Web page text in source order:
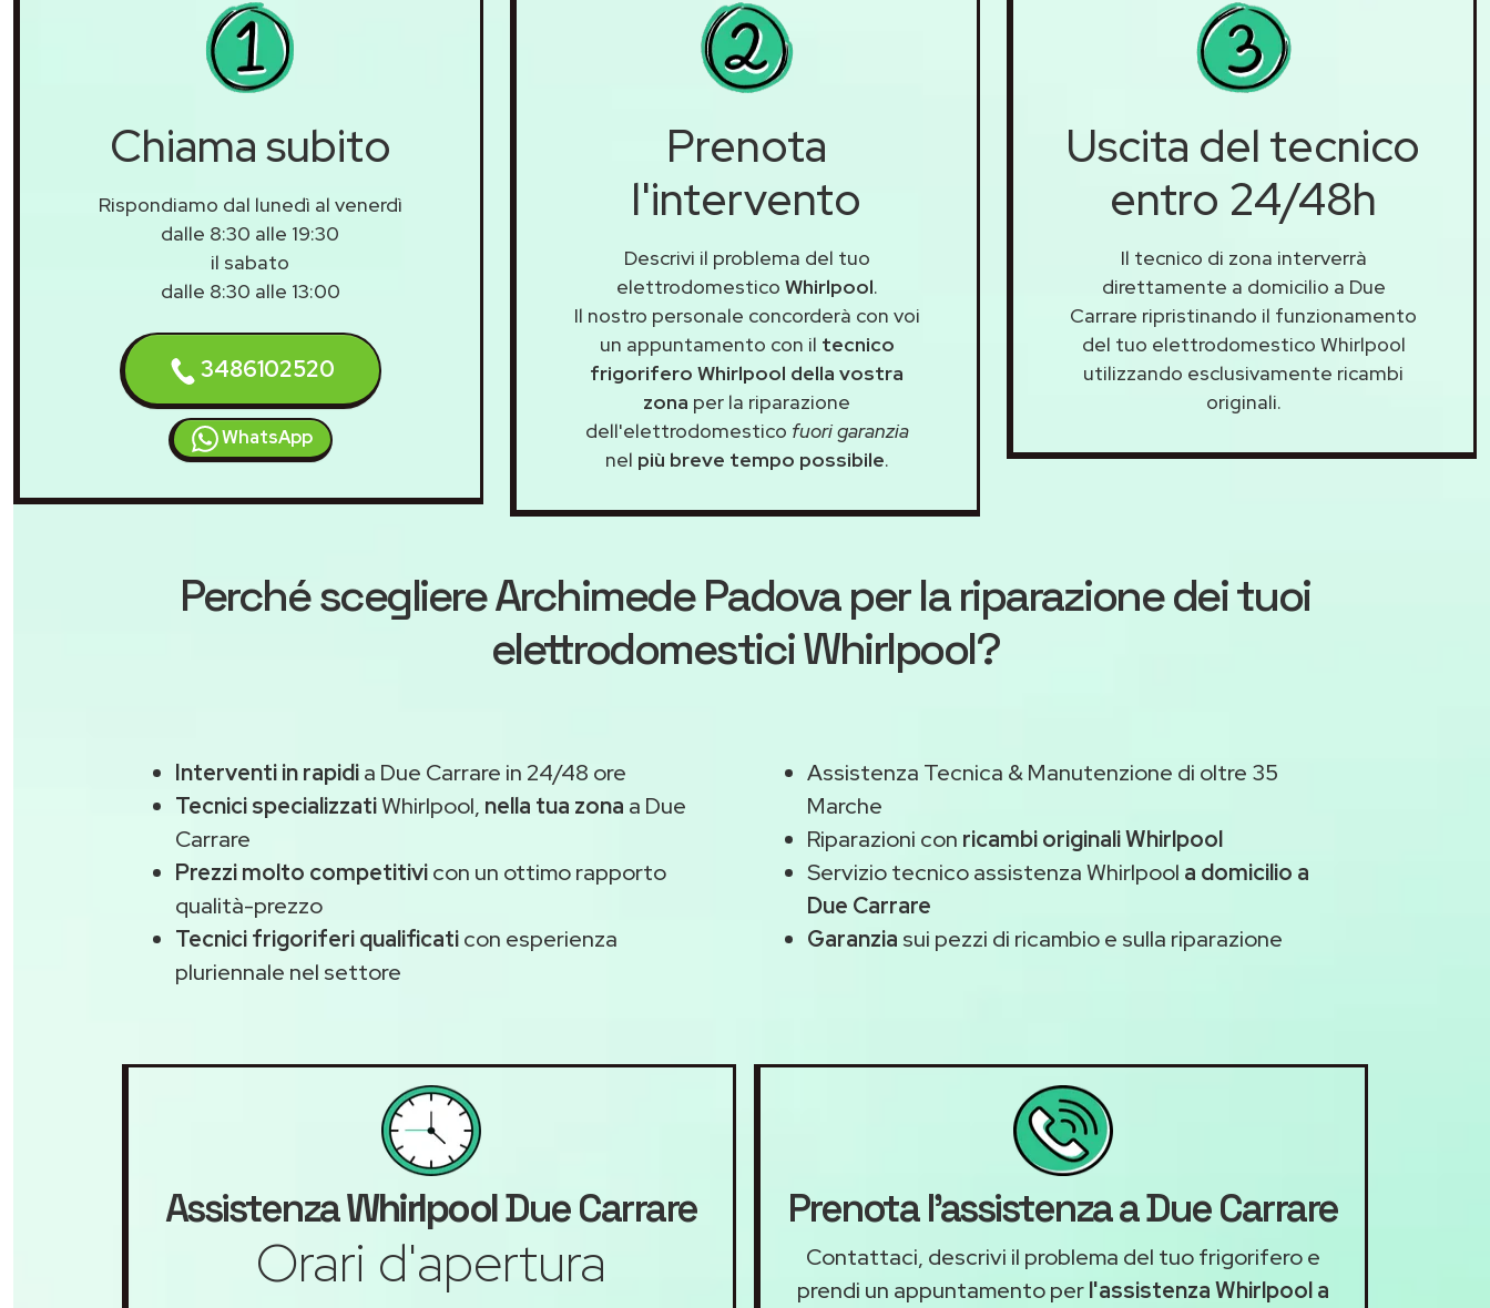
Chiama subito
Rispondiamo dal lunedì al venerdì
dalle 8:30 alle 19:30
il sabato
dalle 8:30 alle 13:00
3486102520
WhatsApp
Prenota
l'intervento
Descrivi il problema del tuo
elettrodomestico Whirlpool.
Il nostro personale concorderà con voi
un appuntamento con il tecnico
frigorifero Whirlpool della vostra
zona per la riparazione
dell'elettrodomestico fuori garanzia
nel più breve tempo possibile.
Uscita del tecnico
entro 24/48h
Il tecnico di zona interverrà
direttamente a domicilio a Due
Carrare ripristinando il funzionamento
del tuo elettrodomestico Whirlpool
utilizzando esclusivamente ricambi
originali.
Perché scegliereArchimede Padovaper la riparazione dei tuoi
elettrodomestici Whirlpool?
Interventi in rapidia Due Carrare in 24/48 ore
Tecnici specializzatiWhirlpool, nella tua zona a Due
Carrare
Prezzi molto competitivicon un ottimo rapporto
qualità-prezzo
Tecnici frigoriferi qualificaticon esperienza
pluriennale nel settore
Assistenza Tecnica & Manutenzione di oltre 35
Marche
Riparazioni con ricambi originali Whirlpool
Servizio tecnico assistenza Whirlpool a domicilio a
Due Carrare
Garanzia sui pezzi di ricambio e sulla riparazione
AssistenzaWhirlpoolDue Carrare
Orari d'apertura
Prenota l'assistenza a Due Carrare
Contattaci, descrivi il problema del tuo frigorifero e
prendi un appuntamento perl'assistenza Whirlpool a